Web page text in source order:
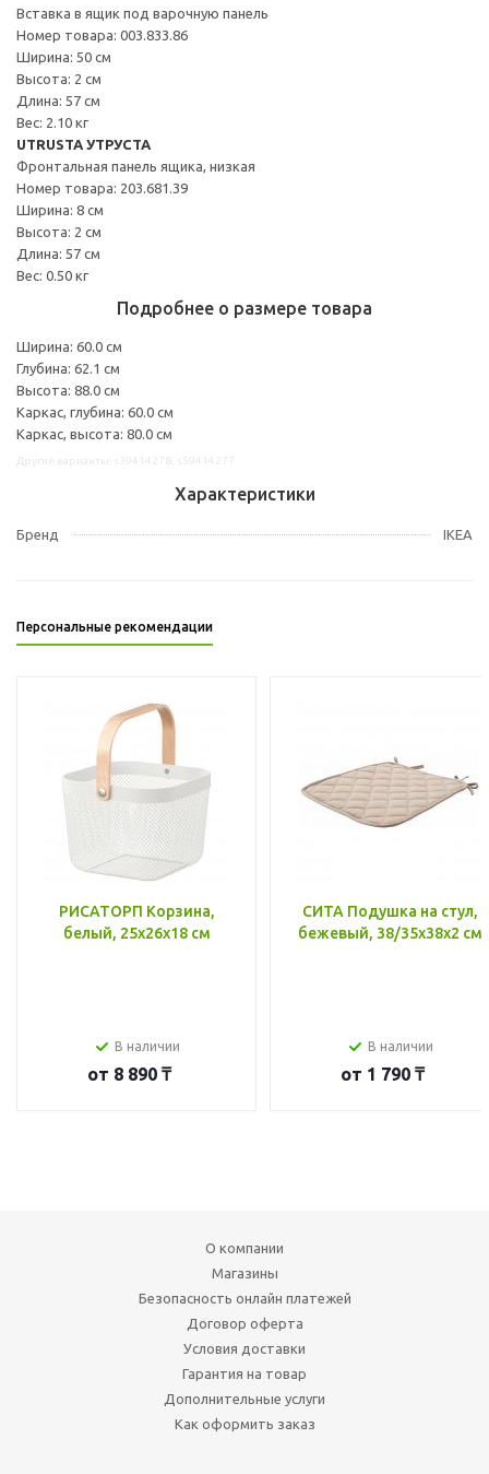
Вставка в ящик под варочную панель
Номер товара: 003.833.86
Ширина: 50 см
Высота: 2 см
Длина: 57 см
Вес: 2.10 кг
UTRUSTA УТРУСТА
Фронтальная панель ящика, низкая
Номер товара: 203.681.39
Ширина: 8 см
Высота: 2 см
Длина: 57 см
Вес: 0.50 кг
Подробнее о размере товара
Ширина: 60.0 см
Глубина: 62.1 см
Высота: 88.0 см
Каркас, глубина: 60.0 см
Каркас, высота: 80.0 см
Характеристики
Бренд IKEA
Персональные рекомендации
РИСАТОРП Корзина,
белый, 25x26x18 см
В наличии
от 8 890 ₸
СИТА Подушка на стул,
бежевый, 38/35x38x2 см
В наличии
от 1 790 ₸
О компании
Магазины
Безопасность онлайн платежей
Договор оферта
Условия доставки
Гарантия на товар
Дополнительные услуги
Как оформить заказ